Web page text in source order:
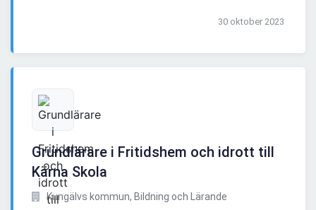
30 oktober 2023
Grundlärare i Fritidshem och idrott till
Kärna Skola
Kungälvs kommun, Bildning och Lärande